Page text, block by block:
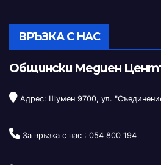
ВРЪЗКА С НАС
Общински Медиен
Адрес: Шумен 9700, ул.
За връзка с нас : 054 800 194